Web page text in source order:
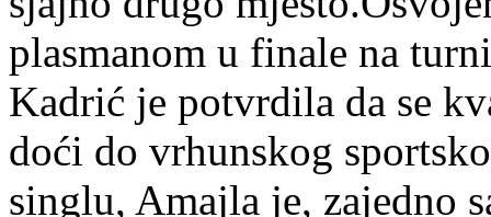
plasmanom u finale na
Kadrić je potvrdila da se
doći do vrhunskog
singlu, Amajla je, zajedno